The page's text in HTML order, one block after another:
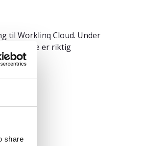
share
til Worklinq Cloud. Under
er riktig